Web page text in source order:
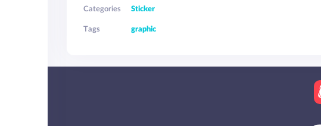
Categories
Sticker
Tags
graphic